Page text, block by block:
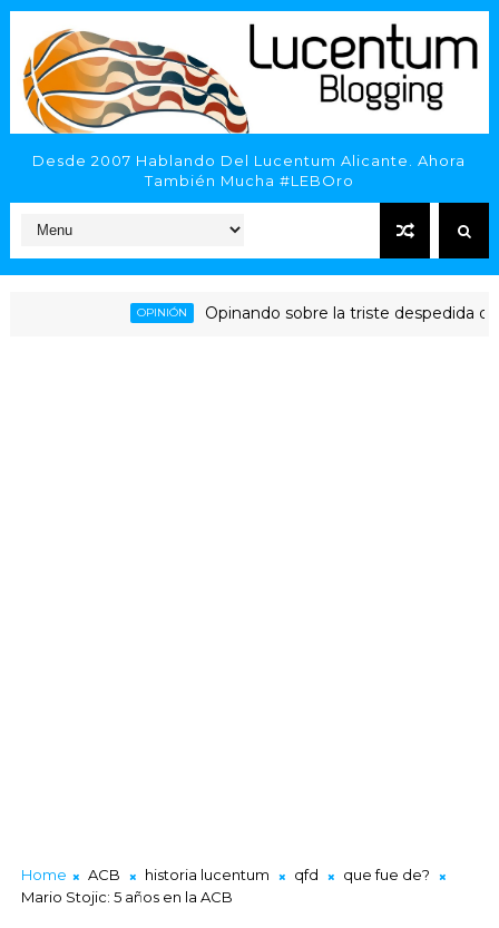
Desde 2007 Hablando Del Lucentum Alicante. Ahora
También Mucha #LEBOro
OPINIÓN Opinando sobre la triste despedida del
Home ACB historia lucentum qfd
que fue de?
Mario Stojic: 5 años en la ACB